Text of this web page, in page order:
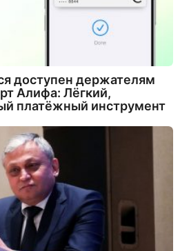
доступен держателям
Алифа: Лёгкий,
платёжный инструмент